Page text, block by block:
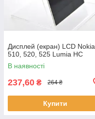
Дисплей (екран) LCD Nokia
510, 520, 525 Lumia HC
В наявності
237,60 ₴ 264 ₴
Купити